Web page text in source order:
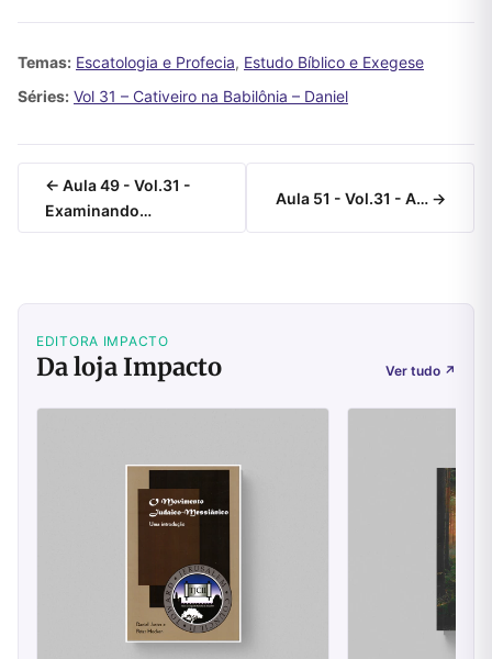
Temas: Escatologia e Profecia, Estudo Bíblico e Exegese
Séries: Vol 31 – Cativeiro na Babilônia – Daniel
← Aula 49 - Vol.31 -
Examinando…
Aula 51 - Vol.31 - A… →
EDITORA IMPACTO
Da loja Impacto Ver tudo ↗